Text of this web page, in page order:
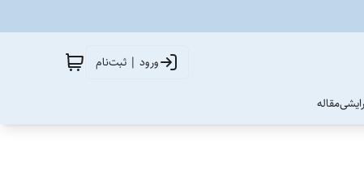
ورود | ثبت‌نام
مقاله